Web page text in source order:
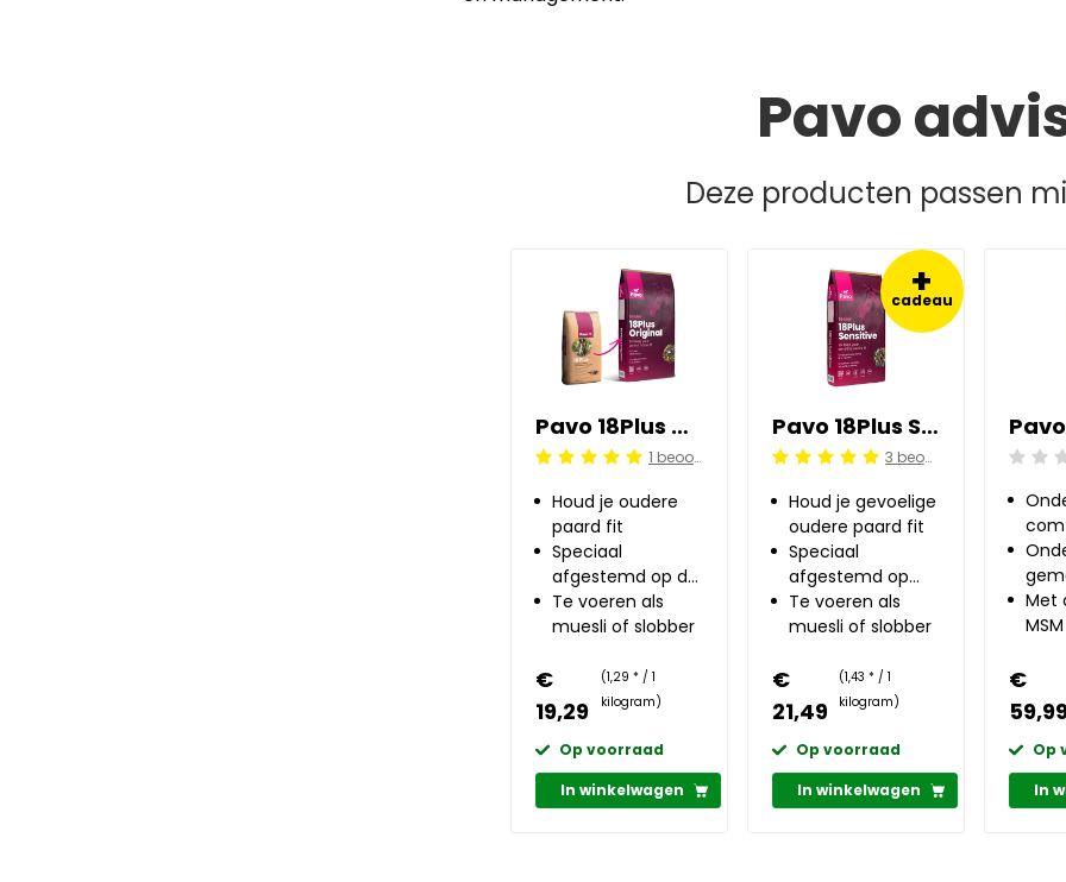
Pavo
Deze producten passen
Pavo 18Plus Original 15 kg
Beoordeling: 5/5 1 beoordelingen
Houd je oudere
paard fit
Speciaal
afgestemd op de
voedingsbehoefte
van oudere
Te voeren als
muesli of slobber
€
19,29
(1,29 * / 1
kilogram)
Op voorraad
In winkelwagen
+
cadeau
Pavo 18Plus Sensitive 15 kg
Beoordeling: 5/5 3 beoordelingen
Houd je gevoelige
oudere paard fit
Speciaal
afgestemd op
gevoelige oudere
paarden
Te voeren als
muesli of slobber
€
21,49
(1,43 * / 1
kilogram)
Op voorraad
In winkelwagen
Met
€
Op
In